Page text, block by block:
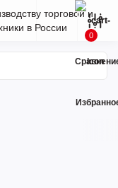
торговой и
в России
0